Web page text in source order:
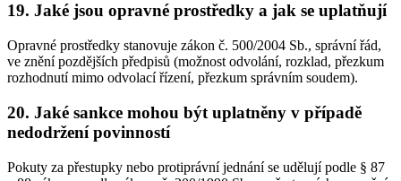
19. Jaké jsou opravné prostředky a jak se uplatňují
Opravné prostředky stanovuje zákon č. 500/2004 Sb., správní řád,
ve znění pozdějších předpisů (možnost odvolání, rozklad, přezkum
rozhodnutí mimo odvolací řízení, přezkum správním soudem).
20. Jaké sankce mohou být uplatněny v případě
nedodržení povinností
Pokuty za přestupky nebo protiprávní jednání se udělují podle § 87